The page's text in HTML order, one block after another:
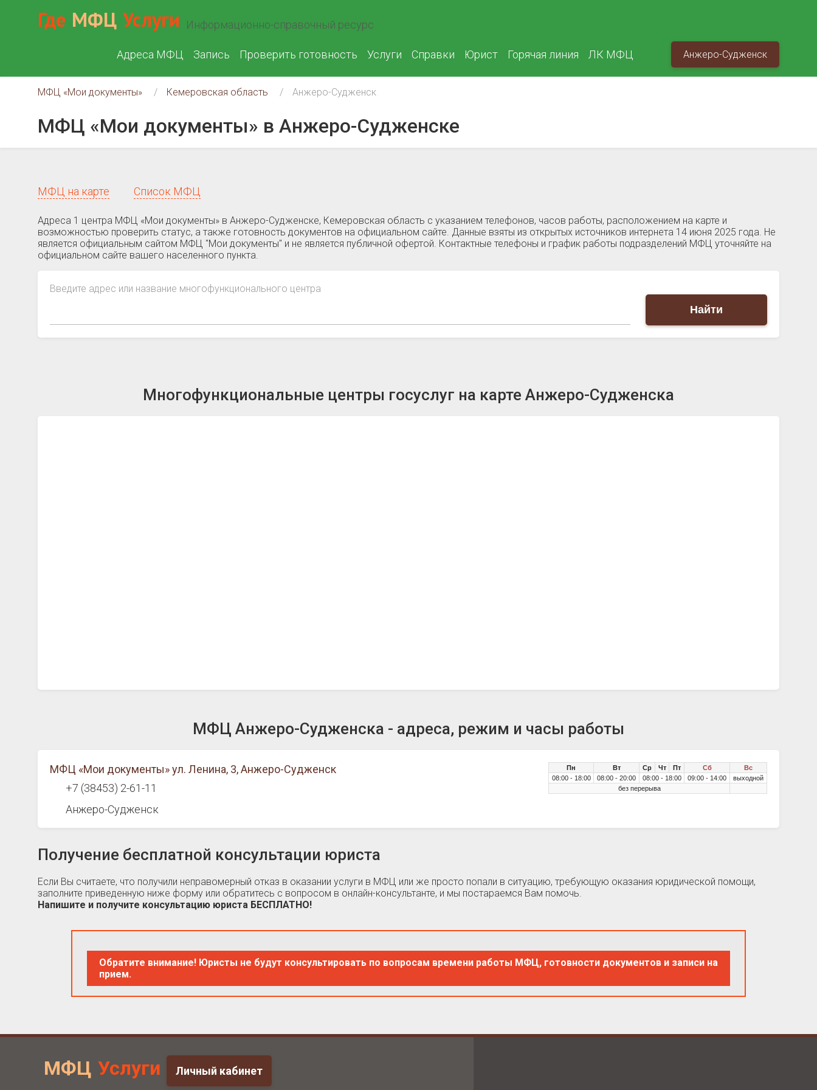
Где МФЦ Услуги Информационно-справочный ресурс
Адреса МФЦ Запись Проверить готовность Услуги Справки Юрист Горячая линия ЛК МФЦ Анжеро-Судженск
МФЦ «Мои документы» Кемеровская область Анжеро-Судженск
МФЦ «Мои документы» в Анжеро-Судженске
МФЦ на карте Список МФЦ
Адреса 1 центра МФЦ «Мои документы» в Анжеро-Судженске, Кемеровская область c указанием телефонов, часов работы, расположением на карте и
возможностью проверить статус, а также готовность документов на официальном сайте. Данные взяты из открытых источников интернета 14 июня 2025 года. Не
является официальным сайтом МФЦ "Мои документы" и не является публичной офертой. Контактные телефоны и график работы подразделений МФЦ уточняйте на
официальном сайте вашего населенного пункта.
Введите адрес или название многофункционального центра
Найти
Многофункциональные центры госуслуг на карте Анжеро-Судженска
МФЦ Анжеро-Судженска - адреса, режим и часы работы
МФЦ «Мои документы» ул. Ленина, 3, Анжеро-Судженск
+7 (38453) 2-61-11
Анжеро-Судженск
Пн Вт Ср Чт Пт Сб
Вс
08:00 - 18:00
08:00 - 20:00 08:00 - 18:00 09:00 - 14:00
выходной
без перерыва
Получение бесплатной консультации юриста
Если Вы считаете, что получили неправомерный отказ в оказании услуги в МФЦ или же просто попали в ситуацию, требующую оказания юридической помощи,
заполните приведенную ниже форму или обратитесь с вопросом в онлайн-консультанте, и мы постараемся Вам помочь.
Напишите и получите консультацию юриста БЕСПЛАТНО!
Обратите внимание! Юристы не будут консультировать по вопросам времени работы МФЦ, готовности документов и записи на
прием.
МФЦ Услуги Личный кабинет